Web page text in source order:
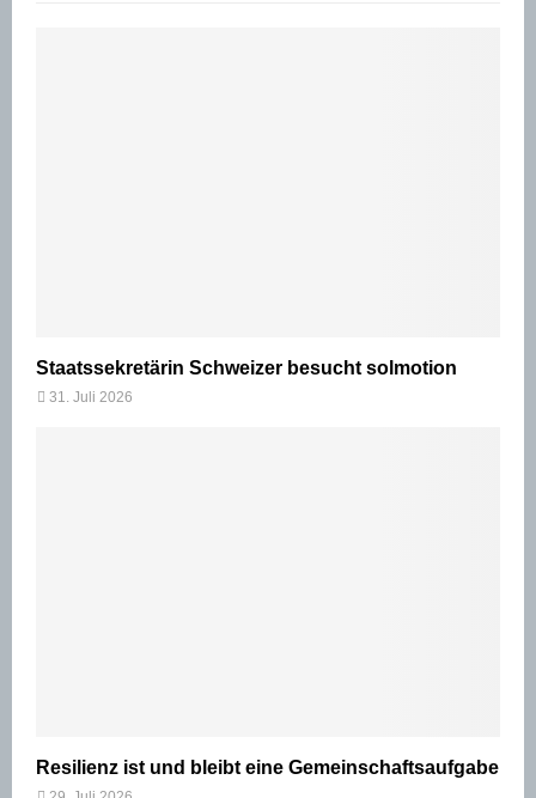
Staatssekretärin Schweizer besucht solmotion
31. Juli 2026
Resilienz ist und bleibt eine Gemeinschaftsaufgabe